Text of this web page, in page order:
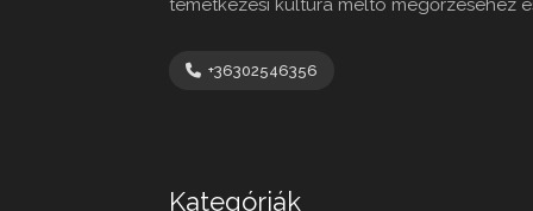
temetkezési kultúra méltó megőrzéséhez
+36302546356
Kategóriák